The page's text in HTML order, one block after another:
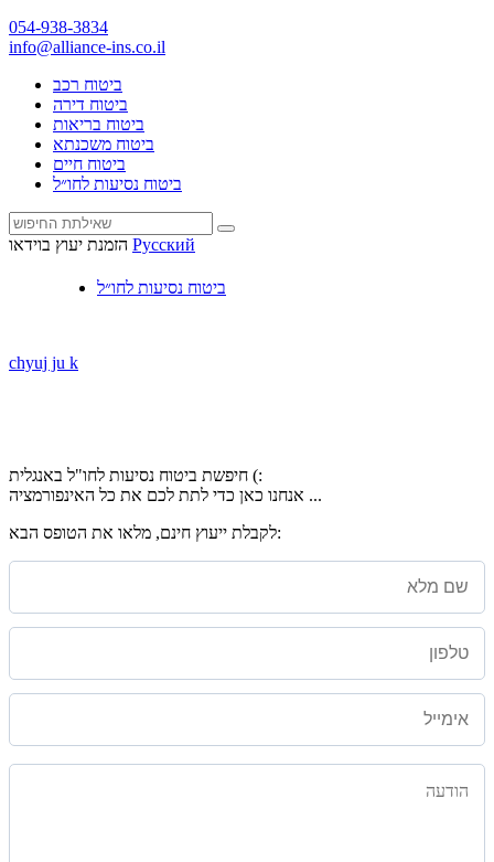
054-938-3834
info@alliance-ins.co.il
ביטוח רכב
ביטוח דירה
ביטוח בריאות
ביטוח משכנתא
ביטוח חיים
ביטוח נסיעות לחו״ל
הזמנת יעוץ בוידאו Русский
ביטוח נסיעות לחו״ל
chyuj ju k
חיפשת ביטוח נסיעות לחו"ל באנגלית (:
אנחנו כאן כדי לתת לכם את כל האינפורמציה ...
לקבלת ייעוץ חינם, מלאו את הטופס הבא: